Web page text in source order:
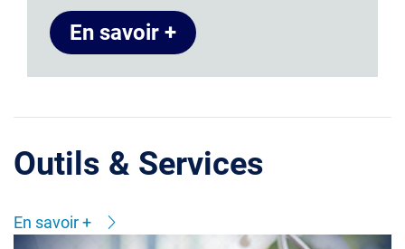
En savoir +
Outils & Services
En savoir +